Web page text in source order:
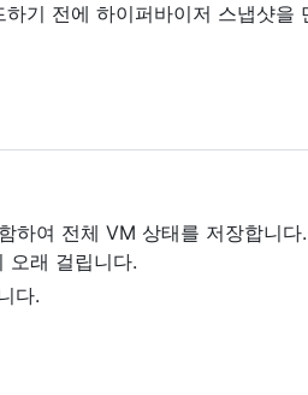
기 전에 하이퍼바이저 스냅샷을
하여 전체 VM 상태를 저장합니다
오래 걸립니다.
다.